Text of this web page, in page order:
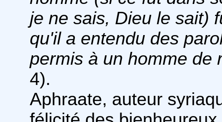
je ne sais, Dieu le sait)
qu'il a entendu des
permis à un homme de
4).
Aphraate, auteur